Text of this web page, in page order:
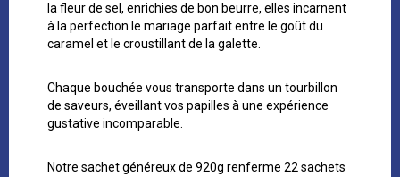
la fleur de sel, enrichies de bon beurre, elles incarnent
à la perfection le mariage parfait entre le goût du
caramel et le croustillant de la galette.
Chaque bouchée vous transporte dans un tourbillon
de saveurs, éveillant vos papilles à une expérience
gustative incomparable.
Notre sachet généreux de 920g renferme 22 sachets